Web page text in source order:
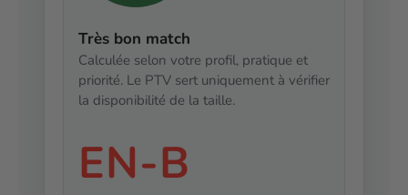
Très bon match
Calculée selon votre profil, pratique et
priorité. Le PTV sert uniquement à vérifier
la disponibilité de la taille.
EN-B